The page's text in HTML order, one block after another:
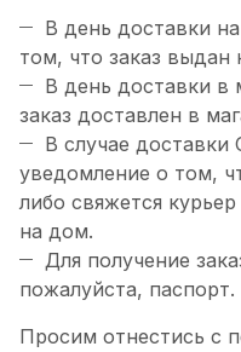
В день доставки
том, что заказ выдан
В день доставки в
заказ доставлен в
В случае доставки
уведомление о том,
либо свяжется
на дом.
Для получение
пожалуйста, паспорт.
Просим отнестись с